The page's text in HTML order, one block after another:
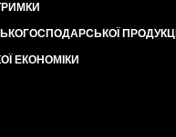
ПРОДУКЦІЇ
ЕКОНОМІКИ